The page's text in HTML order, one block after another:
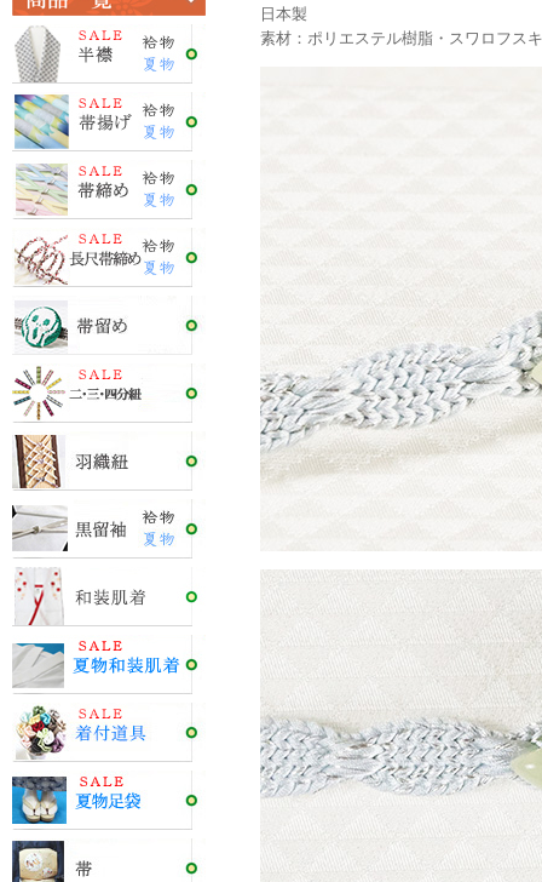
日本製
素材：ポリエステル樹脂・スワロフス